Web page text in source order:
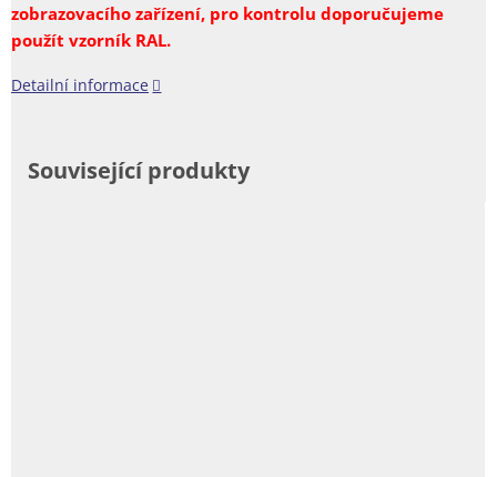
zobrazovacího zařízení, pro kontrolu doporučujeme
použít vzorník RAL.
Detailní informace
Související produkty